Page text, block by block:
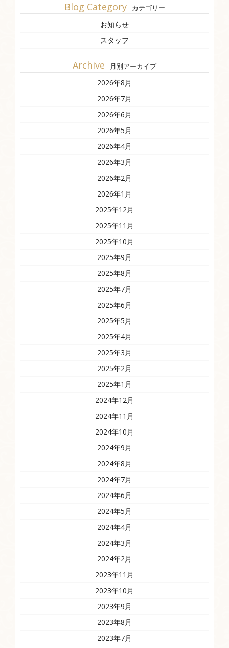
Blog Category カテゴリー
お知らせ
スタッフ
Archive 月別アーカイブ
2026年8月
2026年7月
2026年6月
2026年5月
2026年4月
2026年3月
2026年2月
2026年1月
2025年12月
2025年11月
2025年10月
2025年9月
2025年8月
2025年7月
2025年6月
2025年5月
2025年4月
2025年3月
2025年2月
2025年1月
2024年12月
2024年11月
2024年10月
2024年9月
2024年8月
2024年7月
2024年6月
2024年5月
2024年4月
2024年3月
2024年2月
2023年11月
2023年10月
2023年9月
2023年8月
2023年7月